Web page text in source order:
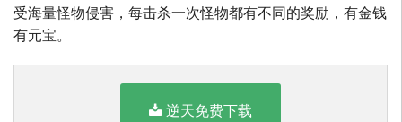
受海量怪物侵害，每击杀一次怪物都有不同的奖励，有金钱
有元宝。
逆天免费下载